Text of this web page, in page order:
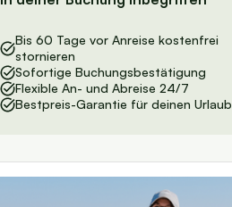
Bis 60 Tage vor Anreise kostenfrei
stornieren
Sofortige Buchungsbestätigung
Flexible An- und Abreise 24/7
Bestpreis-Garantie für deinen Urlaub